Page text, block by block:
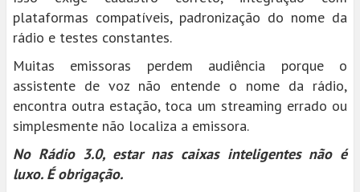
plataformas compatíveis, padronização do nome da
rádio e testes constantes.
Muitas emissoras perdem audiência porque o
assistente de voz não entende o nome da rádio,
encontra outra estação, toca um streaming errado ou
simplesmente não localiza a emissora.
No Rádio 3.0, estar nas caixas inteligentes não é
luxo. É obrigação.